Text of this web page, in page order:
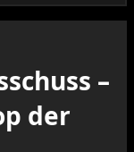
–
der